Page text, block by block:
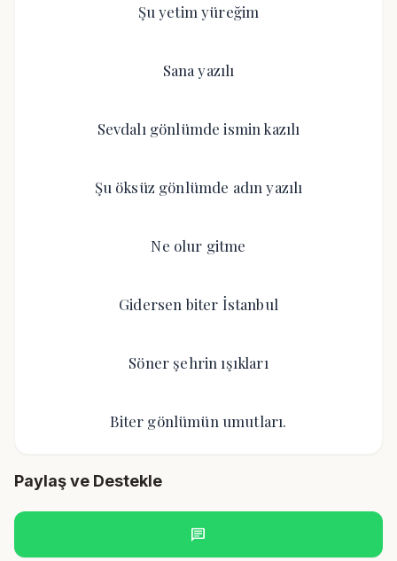
Şu yetim yüreğim
Sana yazılı
Sevdalı gönlümde ismin kazılı
Şu öksüz gönlümde adın yazılı
Ne olur gitme
Gidersen biter İstanbul
Söner şehrin ışıkları
Biter gönlümün umutları.
Paylaş ve Destekle
chat